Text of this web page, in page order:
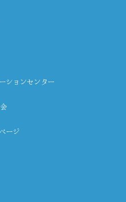
ションセンター
ージ